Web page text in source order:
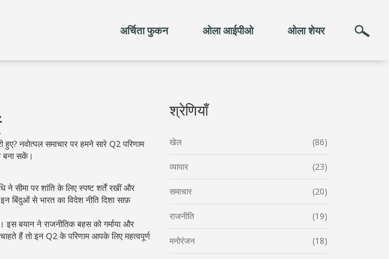
अर्चिता फुकन ओला आईपीओ ओला शेयर
नवोत्पल समाचार पर हमने सारे Q2 परिणाम
बना सकें।
ने सीमा पर शांति के लिए स्पष्ट शर्तें रखीं और
बिंदुओं से भारत का विदेश नीति दिशा साफ़
बयान ने राजनीतिक बहस को गर्माया और
हैं तो इन Q2 के परिणाम आपके लिए महत्वपूर्ण
श्रेणियाँ
खेल (86)
व्यापार (23)
समाचार (20)
राजनीति (19)
मनोरंजन (18)